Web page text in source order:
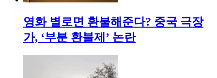
영화 별로면 환불해준다? 중국 극장
가, ‘부분 환불제’ 논란